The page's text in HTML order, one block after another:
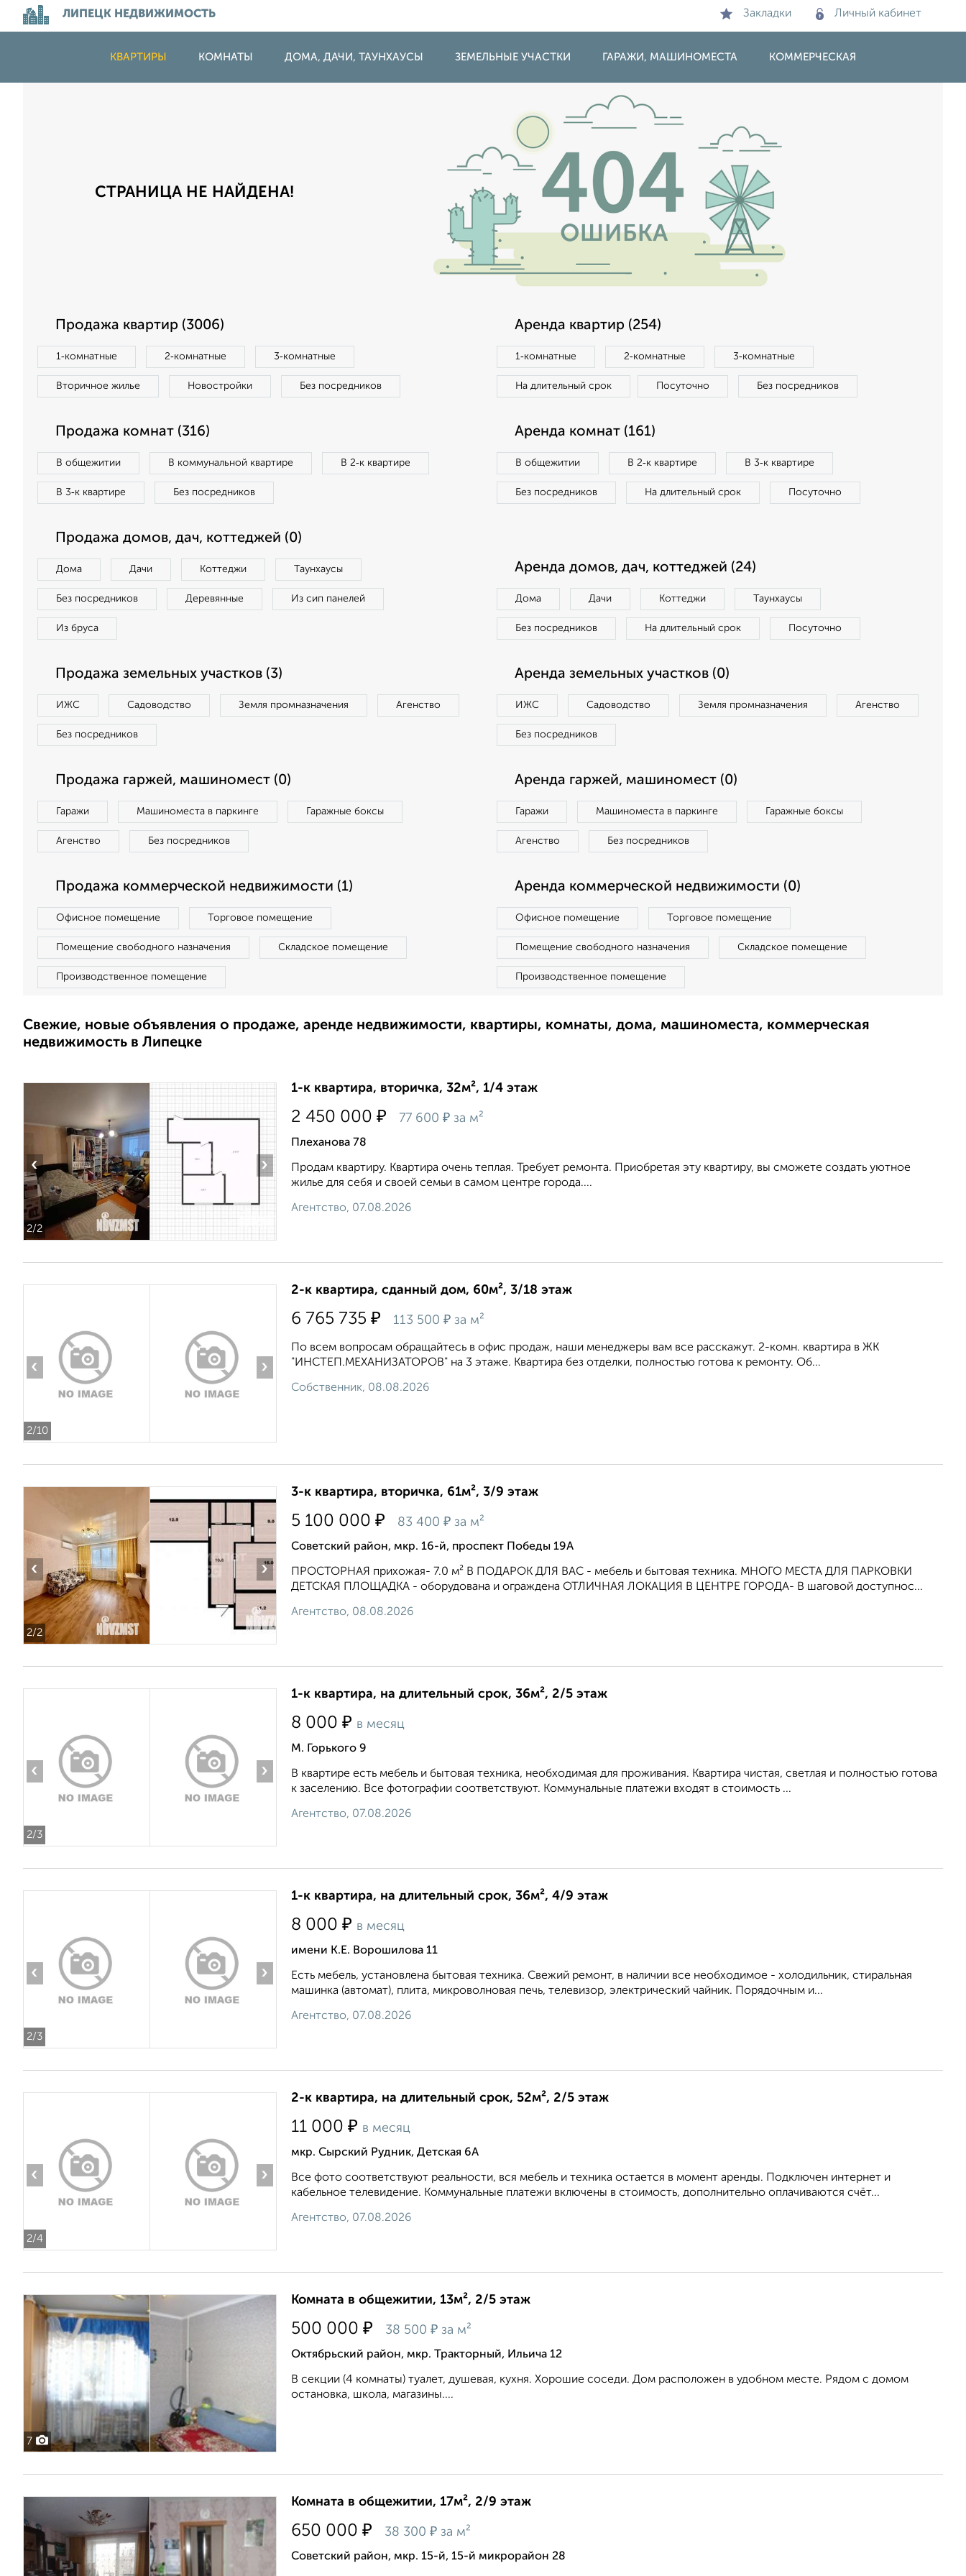
ЛИПЕЦК НЕДВИЖИМОСТЬ Закладки Личный кабинет
КВАРТИРЫ КОМНАТЫ ДОМА, ДАЧИ, ТАУНХАУСЫ ЗЕМЕЛЬНЫЕ УЧАСТКИ ГАРАЖИ, МАШИНОМЕСТА КОММЕРЧЕСКАЯ
СТРАНИЦА НЕ НАЙДЕНА!
Продажа квартир (3006)
1‑комнатные 2‑комнатные 3‑комнатные
Вторичное жилье Новостройки Без посредников
Аренда квартир (254)
1‑комнатные 2‑комнатные 3‑комнатные
На длительный срок Посуточно Без посредников
Продажа комнат (316)
В общежитии В коммунальной квартире В 2‑к квартире
В 3‑к квартире Без посредников
Аренда комнат (161)
В общежитии В 2‑к квартире В 3‑к квартире
Без посредников На длительный срок Посуточно
Продажа домов, дач, коттеджей (0)
Дома Дачи Коттеджи Таунхаусы
Без посредников Деревянные Из сип панелей
Из бруса
Аренда домов, дач, коттеджей (24)
Дома Дачи Коттеджи Таунхаусы
Без посредников На длительный срок Посуточно
Продажа земельных участков (3)
ИЖС Садоводство Земля промназначения Агенство
Без посредников
Аренда земельных участков (0)
ИЖС Садоводство Земля промназначения Агенство
Без посредников
Продажа гаржей, машиномест (0)
Гаражи Машиноместа в паркинге Гаражные боксы
Агенство Без посредников
Аренда гаржей, машиномест (0)
Гаражи Машиноместа в паркинге Гаражные боксы
Агенство Без посредников
Продажа коммерческой недвижимости (1)
Офисное помещение Торговое помещение
Помещение свободного назначения Складское помещение
Производственное помещение
Аренда коммерческой недвижимости (0)
Офисное помещение Торговое помещение
Помещение свободного назначения Складское помещение
Производственное помещение
Свежие, новые объявления о продаже, аренде недвижимости, квартиры, комнаты, дома, машиноместа, коммерческая
недвижимость в Липецке
2/2
‹ ›
1-к квартира, вторичка, 32м², 1/4 этаж
2 450 000 ₽ 77 600 ₽ за м²
Плеханова 78
Продам квартиру. Квартира очень теплая. Требует ремонта. Приобретая эту квартиру, вы сможете создать уютное
жилье для себя и своей семьи в самом центре города....
Агентство, 07.08.2026
2/10
‹ ›
2-к квартира, сданный дом, 60м², 3/18 этаж
6 765 735 ₽ 113 500 ₽ за м²
По всем вопросам обращайтесь в офис продаж, наши менеджеры вам все расскажут. 2-комн. квартира в ЖК
"ИНСТЕП.МЕХАНИЗАТОРОВ" на 3 этаже. Квартира без отделки, полностью готова к ремонту. Об...
Собственник, 08.08.2026
2/2
‹ ›
3-к квартира, вторичка, 61м², 3/9 этаж
5 100 000 ₽ 83 400 ₽ за м²
Советский район, мкр. 16-й, проспект Победы 19А
ПРОСТОРНАЯ прихожая- 7.0 м² В ПОДАРОК ДЛЯ ВАС - мебель и бытовая техника. МНОГО МЕСТА ДЛЯ ПАРКОВКИ
ДЕТСКАЯ ПЛОЩАДКА - оборудована и ограждена ОТЛИЧНАЯ ЛОКАЦИЯ В ЦЕНТРЕ ГОРОДА- В шаговой доступнос...
Агентство, 08.08.2026
2/3
‹ ›
1-к квартира, на длительный срок, 36м², 2/5 этаж
8 000 ₽ в месяц
М. Горького 9
В квартире есть мебель и бытовая техника, необходимая для проживания. Квартира чистая, светлая и полностью готова
к заселению. Все фотографии соответствуют. Коммунальные платежи входят в стоимость ...
Агентство, 07.08.2026
2/3
‹ ›
1-к квартира, на длительный срок, 36м², 4/9 этаж
8 000 ₽ в месяц
имени К.Е. Ворошилова 11
Есть мебель, установлена бытовая техника. Свежий ремонт, в наличии все необходимое - холодильник, стиральная
машинка (автомат), плита, микроволновая печь, телевизор, электрический чайник. Порядочным и...
Агентство, 07.08.2026
2/4
‹ ›
2-к квартира, на длительный срок, 52м², 2/5 этаж
11 000 ₽ в месяц
мкр. Сырский Рудник, Детская 6А
Все фото соответствуют реальности, вся мебель и техника остается в момент аренды. Подключен интернет и
кабельное телевидение. Коммунальные платежи включены в стоимость, дополнительно оплачиваются счёт...
Агентство, 07.08.2026
7
Комната в общежитии, 13м², 2/5 этаж
500 000 ₽ 38 500 ₽ за м²
Октябрьский район, мкр. Тракторный, Ильича 12
В секции (4 комнаты) туалет, душевая, кухня. Хорошие соседи. Дом расположен в удобном месте. Рядом с домом
остановка, школа, магазины....
Комната в общежитии, 17м², 2/9 этаж
650 000 ₽ 38 300 ₽ за м²
Советский район, мкр. 15-й, 15-й микрорайон 28